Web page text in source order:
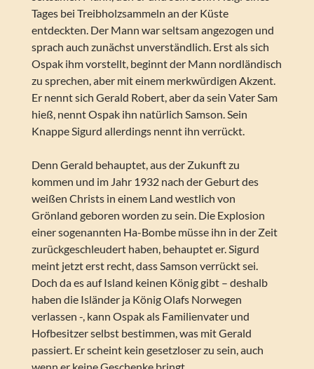
Tages bei Treibholzsammeln an der Küste
entdeckten. Der Mann war seltsam angezogen und
sprach auch zunächst unverständlich. Erst als sich
Ospak ihm vorstellt, beginnt der Mann nordländisch
zu sprechen, aber mit einem merkwürdigen Akzent.
Er nennt sich Gerald Robert, aber da sein Vater Sam
hieß, nennt Ospak ihn natürlich Samson. Sein
Knappe Sigurd allerdings nennt ihn verrückt.
Denn Gerald behauptet, aus der Zukunft zu
kommen und im Jahr 1932 nach der Geburt des
weißen Christs in einem Land westlich von
Grönland geboren worden zu sein. Die Explosion
einer sogenannten Ha-Bombe müsse ihn in der Zeit
zurückgeschleudert haben, behauptet er. Sigurd
meint jetzt erst recht, dass Samson verrückt sei.
Doch da es auf Island keinen König gibt – deshalb
haben die Isländer ja König Olafs Norwegen
verlassen -, kann Ospak als Familienvater und
Hofbesitzer selbst bestimmen, was mit Gerald
passiert. Er scheint kein gesetzloser zu sein, auch